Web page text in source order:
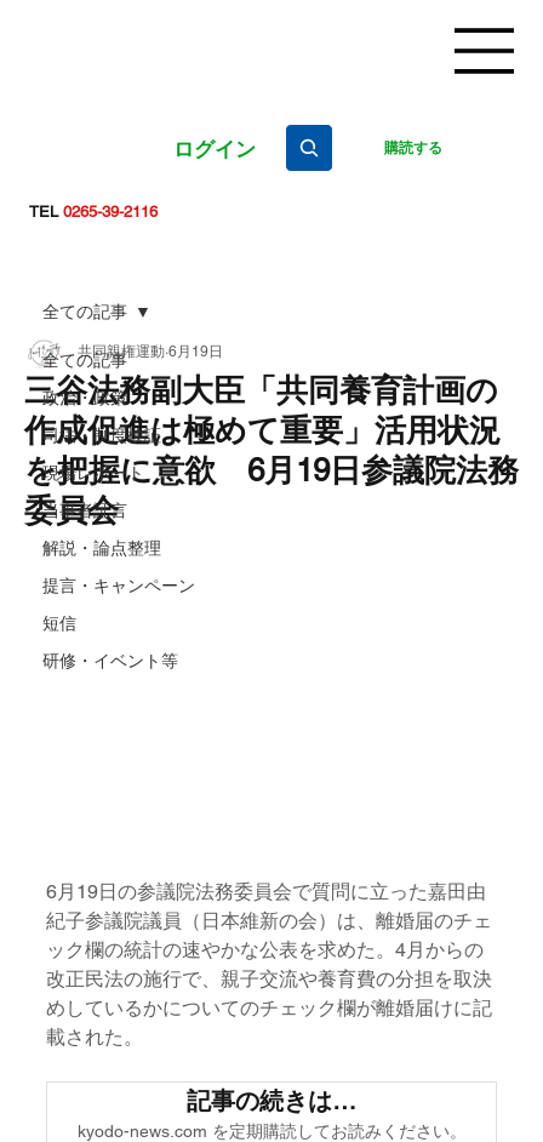
ログイン 購読する
TEL0265-39-2116
全ての記事
政治・政策
司法・制度検証
現場レポート
当事者証言
解説・論点整理
提言・キャンペーン
短信
研修・イベント等
全ての記事
三谷法務副大臣「共同養育計画の
作成促進は極めて重要」活用状況
を把握に意欲 6月19日参議院法務
委員会
共同親権運動 6月19日
6月19日の参議院法務委員会で質問に立った嘉田由
紀子参議院議員（日本維新の会）は、離婚届のチェ
ック欄の統計の速やかな公表を求めた。4月からの
改正民法の施行で、親子交流や養育費の分担を取決
めしているかについてのチェック欄が離婚届けに記
載された。
記事の続きは…
kyodo-news.com を定期購読してお読みください。